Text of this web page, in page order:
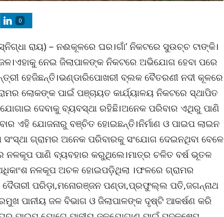
0
ରାୟ) – ନଈକୂଳରେ ଘର।ଗାଁ’ ନିକଟରେ ସୁଉଚ୍ଚ ଟାଙ୍କି।
ନେଇ ଜିଲାପାଳଙ୍କ ନିକଟରେ ଅଭିଯୋଗ ହେବା ପରେ
ହେଜିଛନ୍ତି।ଭଣ୍ଡାରିପୋଖରୀ ବ୍ଲକ ବୈତରଣୀ ନଦୀ କୂଳରେ
ଲୋକଙ୍କ ପାଇଁ ପଞ୍ଚାୟତ କାର୍ଯ୍ୟାଳୟ ନିକଟରେ ସ୍ଥାପିତ
ଦେବାକୁ ବ୍ୟବସ୍ଥା ରହିଛି।ଅନେକ ପରିବାର ଏଥିରୁ ପାଣି
ଏହି ଯୋଜନାରୁ ବଞ୍ଚିତ ହୋଇଛନ୍ତି।ନିର୍ମାଣ ଓ ପାଇପ ଲାଇନ
ସଂସ୍ଥା ଗ୍ରାମର ଅନେକ ପରିବାରକୁ ସଂଯୋଗ ଦେଇନଥିବା ବେଳେ
ନଳକୂପ ପାଣି ବ୍ୟବହାର କରୁଥିଲେ।ମାତ୍ର ଚଳିତ ବର୍ଷ ଭୂତଳ
ନଳକୂପ ଅଚଳ ହୋଇପଡ଼ିଥିଲା ।ଫଳରେ ଗ୍ରାମର
ପରିଡ଼ା,ମନୋରଞ୍ଜନ ପଣ୍ଡା,ପ୍ରଫୁଲ୍ଲ ପତି,ଜଗନ୍ନାଥ
ପାନୀୟ ଜଳ ବିଭାଗ ଓ ଜିଲାପାଳଙ୍କ ଦୃଷ୍ଟି ଆକର୍ଷଣ କରି